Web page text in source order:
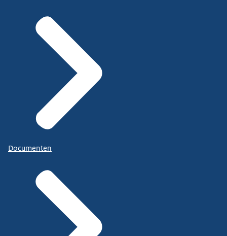
Documenten